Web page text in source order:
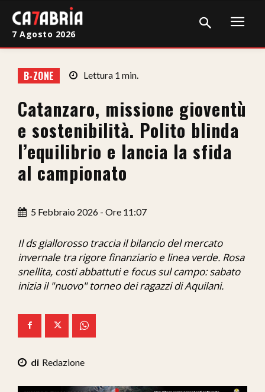
Cronaca
Giudiziaria
Politica
Sport
Sanità
Economia
Ita-Mondo
We Calabria
7 Agosto 2026
B-ZONE Lettura 1 min.
Catanzaro, missione gioventù
e sostenibilità. Polito blinda
l’equilibrio e lancia la sfida
al campionato
5 Febbraio 2026 - Ore 11:07
Il ds giallorosso traccia il bilancio del mercato
invernale tra rigore finanziario e linea verde. Rosa
snellita, costi abbattuti e focus sul campo: sabato
inizia il "nuovo" torneo dei ragazzi di Aquilani.
Redazione